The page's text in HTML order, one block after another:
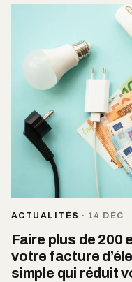
ACTUALITÉS · 14 DÉC
Faire plus de 200
votre facture
simple qui réduit